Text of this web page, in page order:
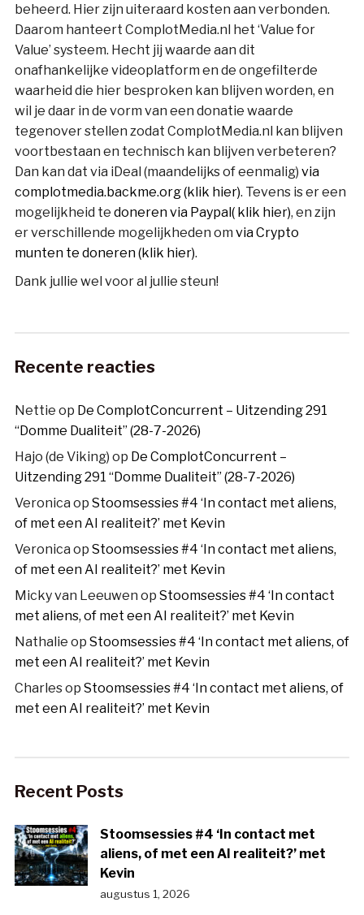
beheerd. Hier zijn uiteraard kosten aan verbonden.
Daarom hanteert ComplotMedia.nl het ‘Value for
Value’ systeem. Hecht jij waarde aan dit
onafhankelijke videoplatform en de ongefilterde
waarheid die hier besproken kan blijven worden, en
wil je daar in de vorm van een donatie waarde
tegenover stellen zodat ComplotMedia.nl kan blijven
voortbestaan en technisch kan blijven verbeteren?
Dan kan dat via iDeal (maandelijks of eenmalig) via
complotmedia.backme.org (klik hier). Tevens is er een
mogelijkheid te doneren via Paypal( klik hier), en zijn
er verschillende mogelijkheden om via Crypto
munten te doneren (klik hier).
Dank jullie wel voor al jullie steun!
Recente reacties
Nettie op De ComplotConcurrent – Uitzending 291
“Domme Dualiteit” (28-7-2026)
Hajo (de Viking) op De ComplotConcurrent –
Uitzending 291 “Domme Dualiteit” (28-7-2026)
Veronica op Stoomsessies #4 ‘In contact met aliens,
of met een AI realiteit?’ met Kevin
Veronica op Stoomsessies #4 ‘In contact met aliens,
of met een AI realiteit?’ met Kevin
Micky van Leeuwen op Stoomsessies #4 ‘In contact
met aliens, of met een AI realiteit?’ met Kevin
Nathalie op Stoomsessies #4 ‘In contact met aliens, of
met een AI realiteit?’ met Kevin
Charlesop Stoomsessies #4 ‘In contact met aliens, of
met een AI realiteit?’ met Kevin
Recent Posts
Stoomsessies #4 ‘In contact met
aliens, of met een AI realiteit?’ met
Kevin
augustus 1, 2026